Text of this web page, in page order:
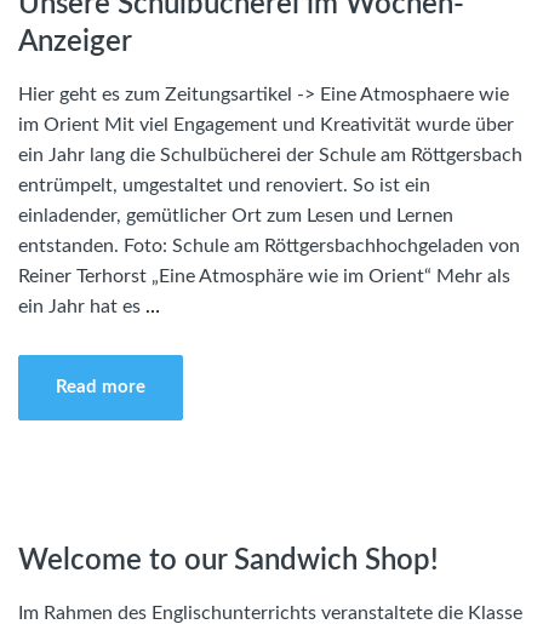
Anzeiger
Hier geht es zum Zeitungsartikel -> Eine Atmosphaere wie
im Orient Mit viel Engagement und Kreativität wurde über
ein Jahr lang die Schulbücherei der Schule am Röttgersbach
entrümpelt, umgestaltet und renoviert. So ist ein
einladender, gemütlicher Ort zum Lesen und Lernen
entstanden. Foto: Schule am Röttgersbachhochgeladen von
Reiner Terhorst „Eine Atmosphäre wie im Orient“ Mehr als
ein Jahr hat es …
Read more
Welcome to our Sandwich Shop!
Im Rahmen des Englischunterrichts veranstaltete die Klasse